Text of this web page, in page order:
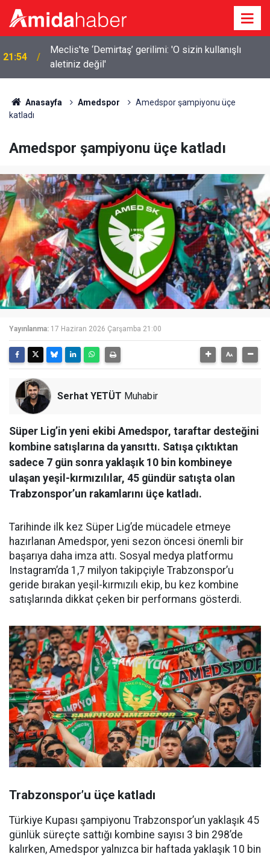
21:18
Elazığ’da 14 bin 894 afet konutu ve iş yeri inşa
edildi
Anasayfa Amedspor
Amedspor şampiyonu üçe
katladı
Amedspor şampiyonu üçe katladı
Yayınlanma: 17 Haziran 2026 Çarşamba 21:00
Serhat YETÜT Muhabir
Süper Lig’in yeni ekibi Amedspor, taraftar desteğini
kombine satışlarına da yansıttı. Satışa çıktıktan
sadece 7 gün sonra yaklaşık 10 bin kombineye
ulaşan yeşil-kırmızılılar, 45 gündür satışta olan
Trabzonspor’un rakamlarını üçe katladı.
Tarihinde ilk kez Süper Lig’de mücadele etmeye
hazırlanan Amedspor, yeni sezon öncesi önemli bir
başarıya daha imza attı. Sosyal medya platformu
Instagram’da 1,7 milyon takipçiyle Trabzonspor’u
geride bırakan yeşil-kırmızılı ekip, bu kez kombine
satışlarında dikkat çeken bir performans gösterdi.
Trabzonspor’u üçe katladı
Türkiye Kupası şampiyonu Trabzonspor’un yaklaşık 45
günlük süreçte sattığı kombine sayısı 3 bin 298’de
kalırken, Amedspor yalnızca bir haftada yaklaşık 10 bin